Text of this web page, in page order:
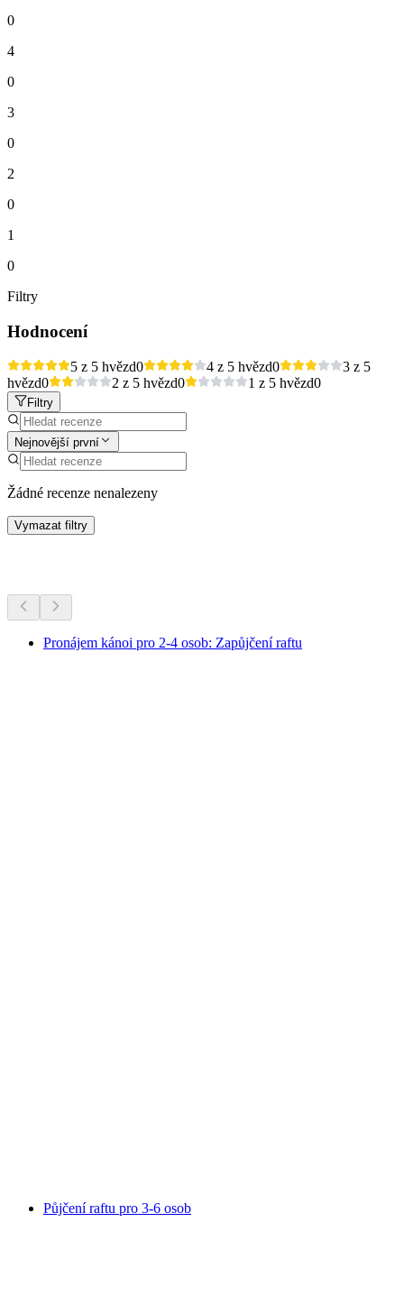
0
4
0
3
0
2
0
1
0
Filtry
Hodnocení
5 z 5 hvězd0 4 z 5 hvězd0
3 z 5
hvězd0 2 z 5 hvězd0 1 z 5 hvězd0
Filtry
Nejnovější první
Žádné recenze nenalezeny
Vymazat filtry
Pronájem kánoi pro 2-4 osob: Zapůjčení raftu
Půjčení raftu pro 3-6 osob